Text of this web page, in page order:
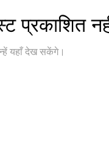
प्रकाशित
यहाँ देख सकेंगे।